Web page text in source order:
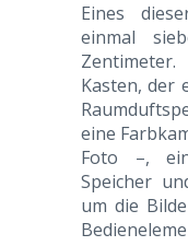
Eines
einmal
Kasten, der
eine
Foto –,
Speicher
um die